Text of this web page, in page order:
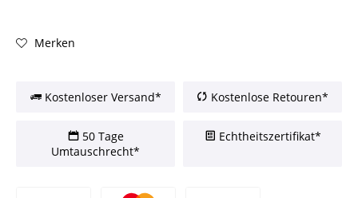
Merken
Kostenloser Versand* Kostenlose Retouren*
50 Tage
Umtauschrecht*
Echtheitszertifikat*